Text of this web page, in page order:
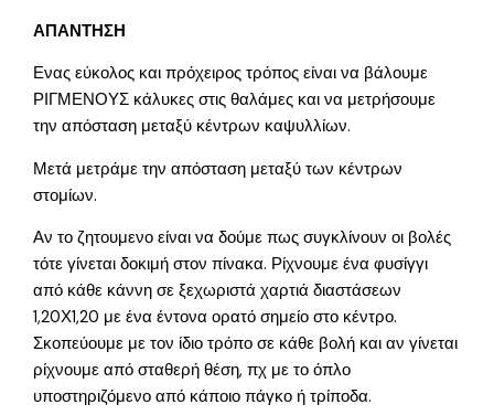
ΑΠΑΝΤΗΣΗ
Ενας εύκολος και πρόχειρος τρόπος είναι να βάλουμε
ΡΙΓΜΕΝΟΥΣ κάλυκες στις θαλάμες και να μετρήσουμε
την απόσταση μεταξύ κέντρων καψυλλίων.
Μετά μετράμε την απόσταση μεταξύ των κέντρων
στομίων.
Αν το ζητουμενο είναι να δούμε πως συγκλίνουν οι βολές
τότε γίνεται δοκιμή στον πίνακα. Ρίχνουμε ένα φυσίγγι
από κάθε κάννη σε ξεχωριστά χαρτιά διαστάσεων
1,20Χ1,20 με ένα έντονα ορατό σημείο στο κέντρο.
Σκοπεύουμε με τον ίδιο τρόπο σε κάθε βολή και αν γίνεται
ρίχνουμε από σταθερή θέση, πχ με το όπλο
υποστηριζόμενο από κάποιο πάγκο ή τρίποδα.